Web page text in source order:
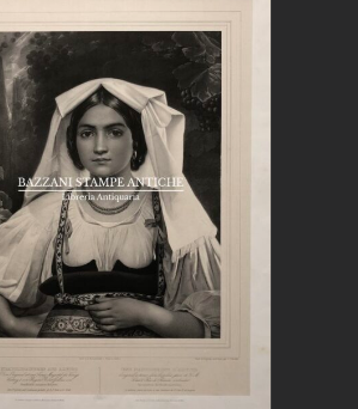
AL CARRELLO
DETTAGLI